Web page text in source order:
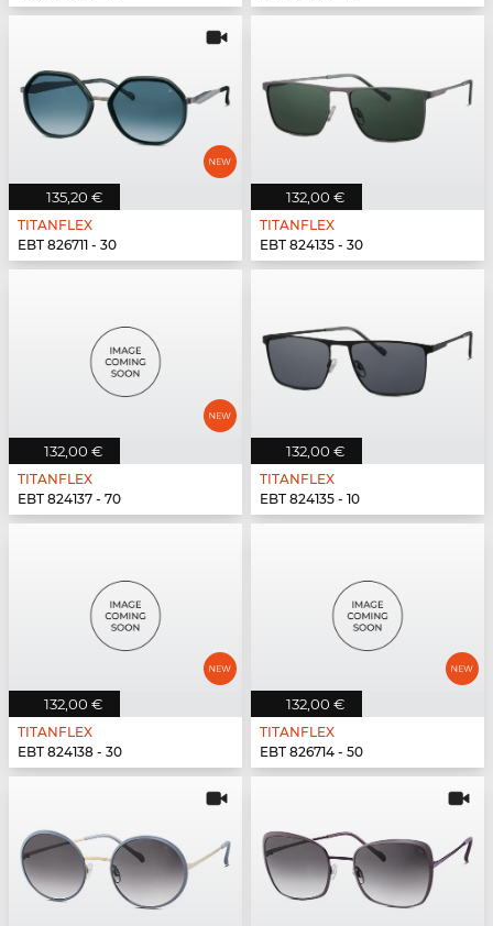
135,20 €
TITANFLEX
EBT 826711 - 30
132,00 €
TITANFLEX
EBT 824135 - 30
132,00 €
TITANFLEX
EBT 824137 - 70
132,00 €
TITANFLEX
EBT 824135 - 10
132,00 €
TITANFLEX
EBT 824138 - 30
132,00 €
TITANFLEX
EBT 826714 - 50